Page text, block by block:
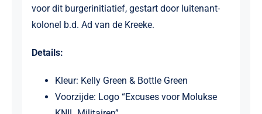
voor dit burgerinitiatief, gestart door luitenant-
kolonel b.d. Ad van de Kreeke.
Details:
Kleur: Kelly Green & Bottle Green
Voorzijde: Logo “Excuses voor Molukse